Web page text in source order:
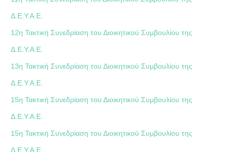
Δ.Ε.Υ.Α.Ε.
12η Τακτική Συνεδρίαση του Διοικητικού Συμβουλίου της
Δ.Ε.Υ.Α.Ε.
13η Τακτική Συνεδρίαση του Διοικητικού Συμβουλίου της
Δ.Ε.Υ.Α.Ε.
15η Τακτική Συνεδρίαση του Διοικητικού Συμβουλίου της
Δ.Ε.Υ.Α.Ε.
15η Τακτική Συνεδρίαση του Διοικητικού Συμβουλίου της
Δ.Ε.Υ.Α.Ε.